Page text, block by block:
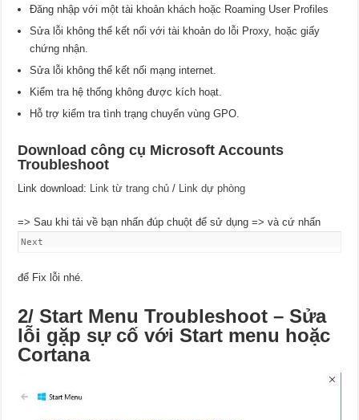
Đăng nhập với một tài khoản khách hoặc Roaming User Profiles
Sửa lỗi không thể kết nối với tài khoản do lỗi Proxy, hoặc giấy
chứng nhận.
Sửa lỗi không thể kết nối mạng internet.
Kiểm tra hệ thống không được kích hoạt.
Hỗ trợ kiểm tra tình trạng chuyển vùng GPO.
Download công cụ Microsoft Accounts
Troubleshoot
Link download: Link từ trang chủ / Link dự phòng
=> Sau khi tải về bạn nhấn đúp chuột để sử dụng => và cứ nhấn
Next
để Fix lỗi nhé.
2/ Start Menu Troubleshoot – Sửa
lỗi gặp sự cố với Start menu hoặc
Cortana